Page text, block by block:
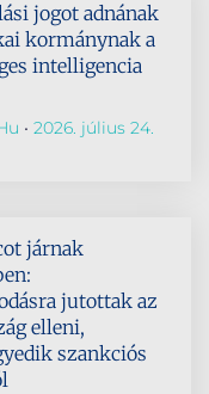
jogot adnának
kormánynak a
intelligencia
2026. július 24.
járnak
jutottak az
elleni,
szankciós